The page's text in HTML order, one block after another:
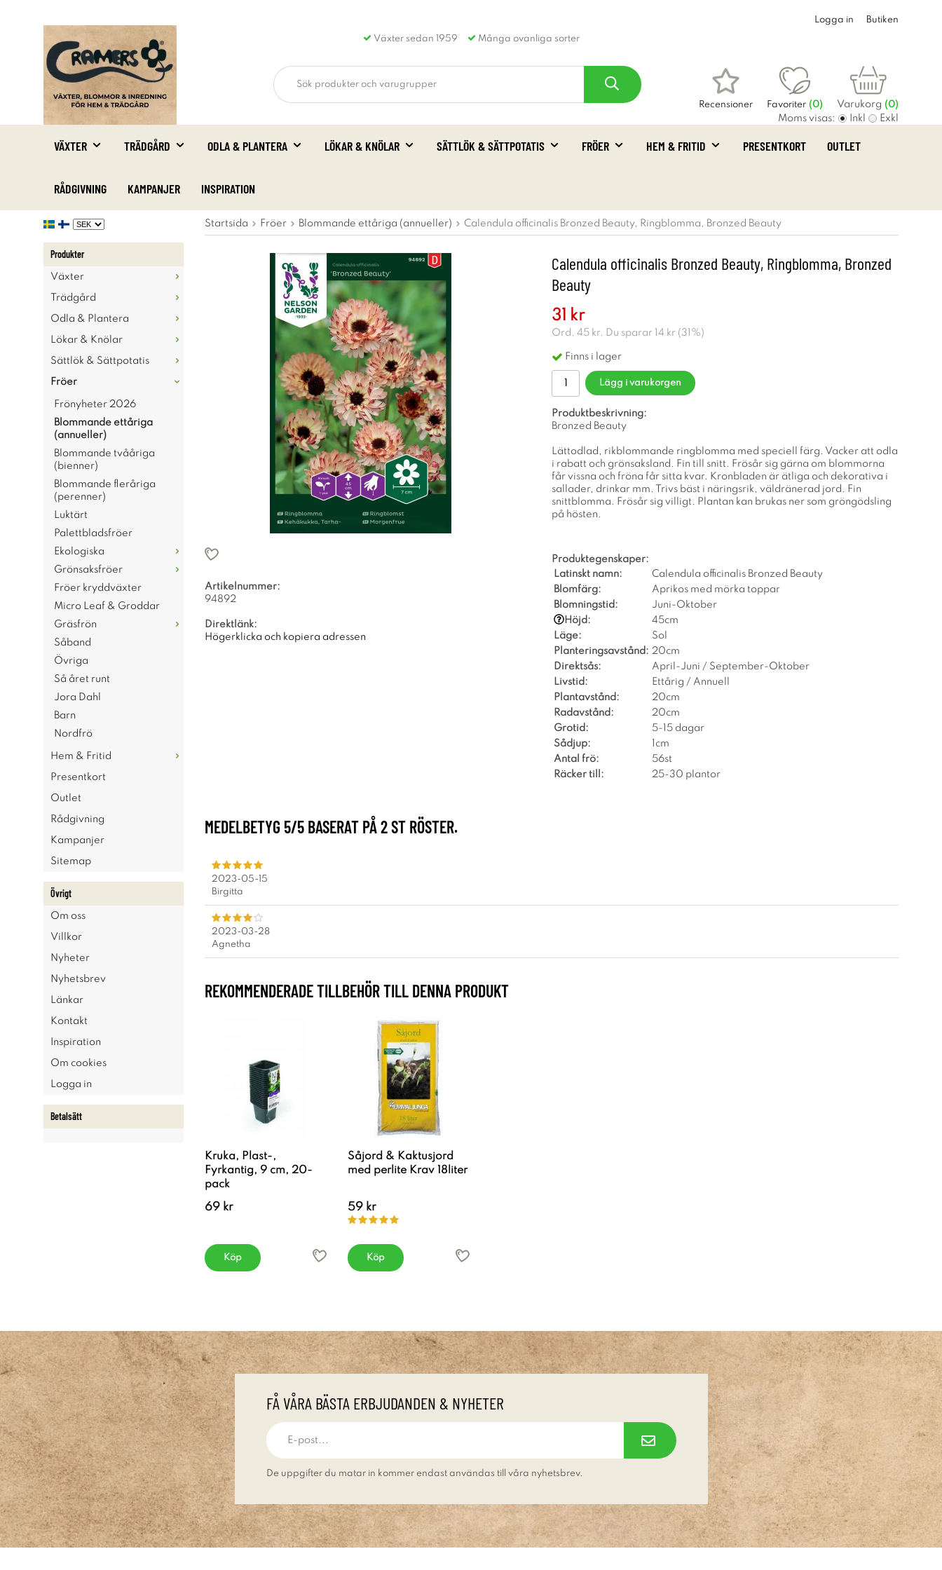
Växter sedan 1959 Många ovanliga sorter
Logga in Butiken
Recensioner Favoriter (0) Varukorg (0)
Moms visas: Inkl Exkl
VÄXTER TRÄDGÅRD ODLA & PLANTERA LÖKAR & KNÖLAR SÄTTLÖK & SÄTTPOTATIS FRÖER HEM & FRITID PRESENTKORT OUTLET
RÅDGIVNING KAMPANJER INSPIRATION
Produkter
Växter
Trädgård
Odla & Plantera
Lökar & Knölar
Sättlök & Sättpotatis
Fröer
Frönyheter 2026
Blommande ettåriga
(annueller)
Blommande tvååriga
(bienner)
Blommande fleråriga
(perenner)
Luktärt
Palettbladsfröer
Ekologiska
Grönsaksfröer
Fröer kryddväxter
Micro Leaf & Groddar
Gräsfrön
Såband
Övriga
Så året runt
Jora Dahl
Barn
Nordfrö
Hem & Fritid
Presentkort
Outlet
Rådgivning
Kampanjer
Sitemap
Övrigt
Om oss
Villkor
Nyheter
Nyhetsbrev
Länkar
Kontakt
Inspiration
Om cookies
Logga in
Betalsätt
Startsida Fröer Blommande ettåriga (annueller) Calendula officinalis Bronzed Beauty, Ringblomma, Bronzed Beauty
Calendula officinalis Bronzed Beauty, Ringblomma, Bronzed
Beauty
31 kr
Ord. 45 kr. Du sparar 14 kr ( 31 %)
Finns i lager
Lägg i varukorgen
Produktbeskrivning:
Bronzed Beauty
Lättodlad, rikblommande ringblomma med speciell färg. Vacker att odla
i rabatt och grönsaksland. Fin till snitt. Frösår sig gärna om blommorna
får vissna och fröna får sitta kvar. Kronbladen är ätliga och dekorativa i
sallader, drinkar mm. Trivs bäst i näringsrik, väldränerad jord. Fin
snittblomma. Frösår sig villigt. Plantan kan brukas ner som gröngödsling
på hösten.
Produktegenskaper:
Latinskt namn:
Calendula officinalis Bronzed Beauty
Blomfärg:
Aprikos med mörka toppar
Blomningstid:
Juni-Oktober
Höjd:
45cm
Läge:
Sol
Planteringsavstånd: 20cm
Direktsås:
April-Juni / September-Oktober
Livstid:
Ettårig / Annuell
Plantavstånd:
20cm
Radavstånd:
20cm
Grotid:
5-15 dagar
Sådjup:
1cm
Antal frö:
56st
Räcker till:
25-30 plantor
Artikelnummer:
94892
Direktlänk:
Högerklicka och kopiera adressen
MEDELBETYG 5/5 BASERAT PÅ2ST RÖSTER.
2023-05-15
Birgitta
2023-03-28
Agnetha
REKOMMENDERADE TILLBEHÖR TILL DENNA PRODUKT
Kruka, Plast-,
Fyrkantig, 9 cm, 20-
pack
69 kr
Köp
Såjord & Kaktusjord
med perlite Krav 18liter
59 kr
Köp
FÅ VÅRA BÄSTA ERBJUDANDEN & NYHETER
De uppgifter du matar in kommer endast användas till våra nyhetsbrev.